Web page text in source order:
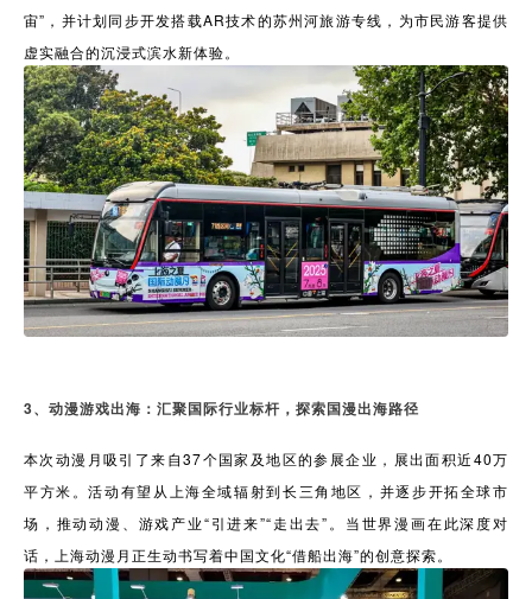
宙”，并计划同步开发搭载AR技术的苏州河旅游专线，为市民游客提供
虚实融合的沉浸式滨水新体验。
3、动漫游戏出海：汇聚国际行业标杆，探索国漫出海路径
本次动漫月吸引了来自37个国家及地区的参展企业，展出面积近40万
平方米。活动有望从上海全域辐射到长三角地区，并逐步开拓全球市
场，推动动漫、游戏产业“引进来”“走出去”。当世界漫画在此深度对
话，上海动漫月正生动书写着中国文化“借船出海”的创意探索。